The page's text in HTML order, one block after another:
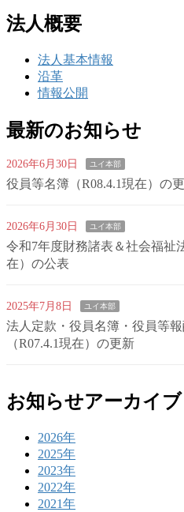
法人概要
法人基本情報
沿革
情報公開
最新のお知らせ
2026年6月30日 ユイ本部
役員等名簿（R08.4.1現在）の
2026年6月30日 ユイ本部
令和7年度財務諸表＆社会福祉
在）の公表
2025年7月8日 ユイ本部
法人定款・役員名簿・役員等
（R07.4.1現在）の更新
お知らせアーカイブ
2026年
2025年
2023年
2022年
2021年